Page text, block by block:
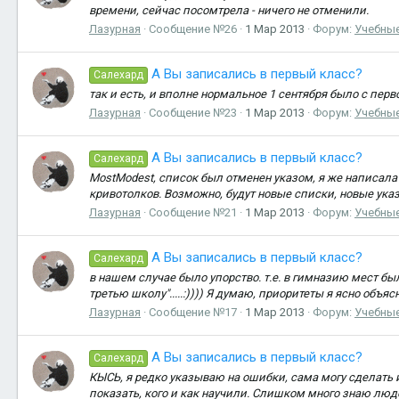
времени, сейчас посомтрела - ничего не отменили.
Лазурная
Сообщение №26 1 Мар 2013 Форум:
Салехард А Вы записались в первый класс?
так и есть, и вполне нормальное 1 сентября было с
Лазурная
Сообщение №23 1 Мар 2013 Форум:
Салехард А Вы записались в первый класс?
MostModest, список был отменен указом, я же
кривотолков. Возможно, будут новые списки, новые
Лазурная
Сообщение №21 1 Мар 2013 Форум:
Салехард А Вы записались в первый класс?
в нашем случае было упорство. т.е. в гимназию мест
третью школу".....:)))) Я думаю, приоритеты я ясно
Лазурная
Сообщение №17 1 Мар 2013 Форум:
Салехард А Вы записались в первый класс?
КЫСЬ, я редко указываю на ошибки, сама могу сделать
показать, кого и как научили. Слишком много знаю